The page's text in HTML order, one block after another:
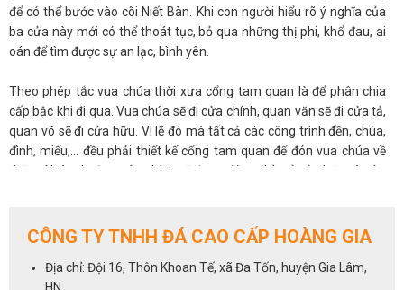
để có thể bước vào cõi Niết Bàn. Khi con người hiểu rõ ý nghĩa của
ba cửa này mới có thể thoát tục, bỏ qua những thị phi, khổ đau, ai
oán để tìm được sự an lạc, bình yên.
Theo phép tắc vua chúa thời xưa cổng tam quan là để phân chia
cấp bậc khi đi qua. Vua chúa sẽ đi cửa chính, quan văn sẽ đi cửa tả,
quan võ sẽ đi cửa hữu. Vì lẽ đó mà tất cả các công trình đền, chùa,
đình, miếu,… đều phải thiết kế cổng tam quan để đón vua chúa về
thăm. Ngày thường cửa chính sẽ được đóng chỉ mở cửa hữu và cửa
Cổng tam quan đá xanh đen được những người thợ thủ công khéo
sống lâu bền cùng với thời gian. Để được tư vấn và báo giá về cổng
CÔNG TY TNHH ĐÁ CAO CẤP HOÀNG GIA
Địa chỉ: Đội 16, Thôn Khoan Tế, xã Đa Tốn, huyện Gia Lâm,
HN